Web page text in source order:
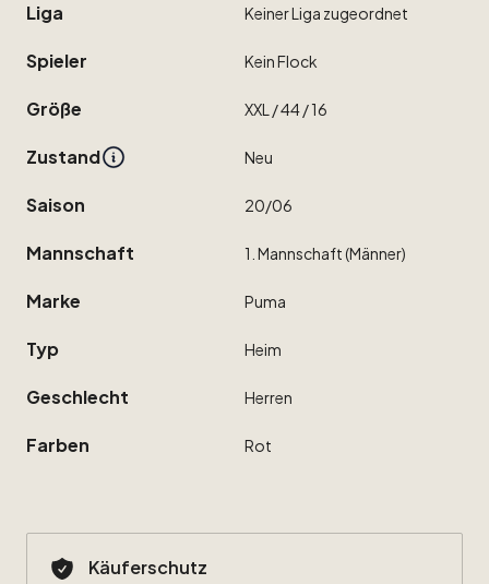
Liga KeinerLiga zugeordnet
Spieler KeinFlock
Größe XXL ​/​44​/​16
Zustand Neu
Saison 20​/​06
Mannschaft 1. Mannschaft(Männer)
Marke Puma
Typ Heim
Geschlecht Herren
Farben Rot
Käuferschutz